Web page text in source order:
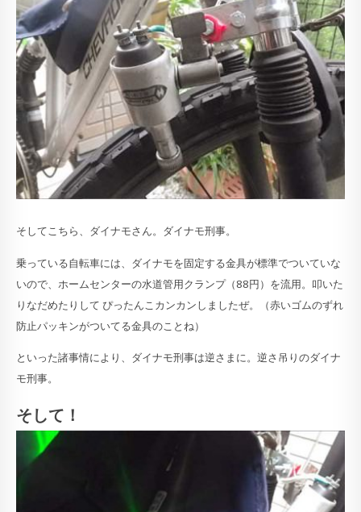
そしてこちら、ダイナモさん。ダイナモ刑事。
乗っている自転車には、ダイナモを固定する金具が標準でついていな
いので、ホームセンターの水道管用クランプ（88円）を流用。叩いた
りなだめたりして ぴったんこカンカンしましたぜ。（赤いゴムのずれ
防止パッキンがついてる金具のことね）
といった諸事情により、ダイナモ刑事は逆さまに。逆さ吊りのダイナ
モ刑事。
そして！